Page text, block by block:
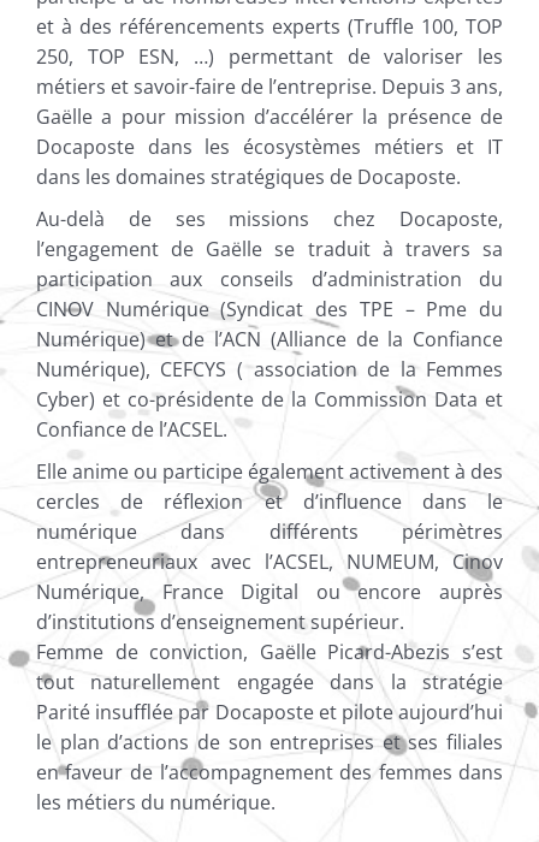
et à des référencements experts (Truffle 100, TOP
250, TOP ESN, …) permettant de valoriser les
métiers et savoir-faire de l’entreprise. Depuis 3 ans,
Gaëlle a pour mission d’accélérer la présence de
Docaposte dans les écosystèmes métiers et IT
dans les domaines stratégiques de Docaposte.
Au-delà de ses missions chez Docaposte,
l’engagement de Gaëlle se traduit à travers sa
participation aux conseils d’administration du
CINOV Numérique (Syndicat des TPE – Pme du
Numérique) et de l’ACN (Alliance de la Confiance
Numérique), CEFCYS ( association de la Femmes
Cyber) et co-présidente de la Commission Data et
Confiance de l’ACSEL.
Elle anime ou participe également activement à des
cercles de réflexion et d’influence dans le
numérique dans différents périmètres
entrepreneuriaux avec l’ACSEL, NUMEUM, Cinov
Numérique, France Digital ou encore auprès
d’institutions d’enseignement supérieur.
Femme de conviction, Gaëlle Picard-Abezis s’est
tout naturellement engagée dans la stratégie
Parité insufflée par Docaposte et pilote aujourd’hui
le plan d’actions de son entreprises et ses filiales
en faveur de l’accompagnement des femmes dans
les métiers du numérique.